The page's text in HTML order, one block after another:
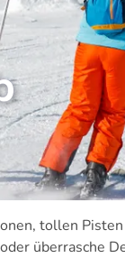
tollen
überrasche